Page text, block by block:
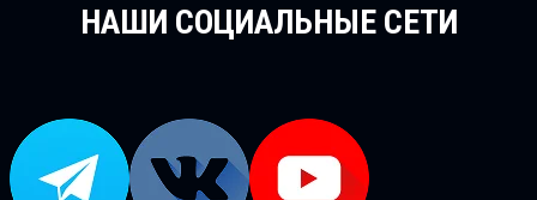
НАШИ СОЦИАЛЬНЫЕ СЕТИ